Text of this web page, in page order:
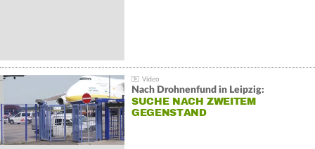
Nach Drohnenfund in Leipzig:
SUCHE NACH ZWEITEM
GEGENSTAND